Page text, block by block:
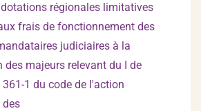
régionales limitatives
frais de fonctionnement des
judiciaires à la
des majeurs relevant du I de
1 du code de l'action
des